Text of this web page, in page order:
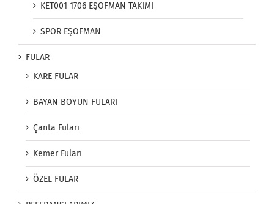
KET001 1706 EŞOFMAN TAKIMI
SPOR EŞOFMAN
FULAR
KARE FULAR
BAYAN BOYUN FULARI
Çanta Fuları
Kemer Fuları
ÖZEL FULAR